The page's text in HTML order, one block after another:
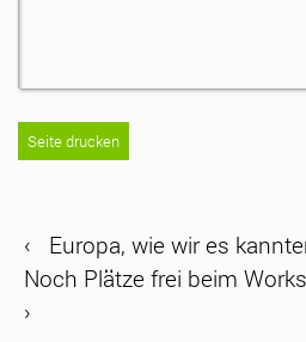
Seite drucken
‹
Europa, wie wir es
Noch Plätze frei beim
›